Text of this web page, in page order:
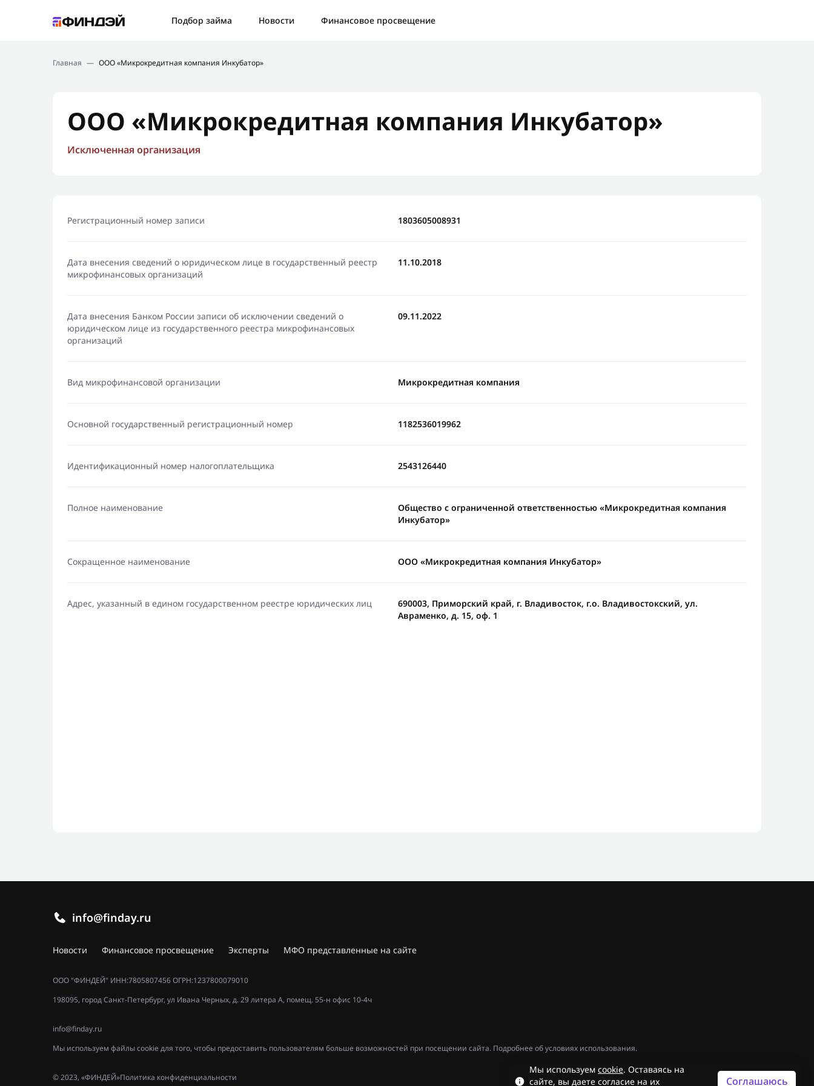
Подбор займа Новости
Финансовое просвещение
Новости
Главная — ООО «Микрокредитная компания Инкубатор»
ООО «Микрокредитная компания Инкубатор»
Исключенная организация
Регистрационный номер записи 1803605008931
Дата внесения сведений о юридическом лице в государственный реестр
микрофинансовых организаций
11.10.2018
Дата внесения Банком России записи об исключении сведений о
юридическом лице из государственного реестра микрофинансовых
организаций
09.11.2022
Вид микрофинансовой организации Микрокредитная компания
Основной государственный регистрационный номер 1182536019962
Идентификационный номер налогоплательщика 2543126440
Полное наименование
Общество с ограниченной ответственностью «Микрокредитная компания
Инкубатор»
Сокращенное наименование ООО «Микрокредитная компания Инкубатор»
Адрес, указанный в едином государственном реестре юридических лиц
690003, Приморский край, г. Владивосток, г.о. Владивостокский, ул.
Авраменко, д. 15, оф. 1
info@finday.ru
Новости Финансовое просвещение Эксперты МФО представленные на сайте
ООО "ФИНДЕЙ" ИНН:7805807456 ОГРН:1237800079010
198095, город Санкт-Петербург, ул Ивана Черных, д. 29 литера А, помещ. 55-н офис 10-4ч
info@finday.ru
Мы используем файлы cookie для того, чтобы предоставить пользователям больше возможностей при посещении сайта. Подробнее об условиях использования.
Политика конфиденциальности
© 2023, «ФИНДЕЙ»
Мы используем cookie. Оставаясь на
сайте, вы даете согласие на их
Соглашаюсь
Ошибка: Контактная форма не найдена.